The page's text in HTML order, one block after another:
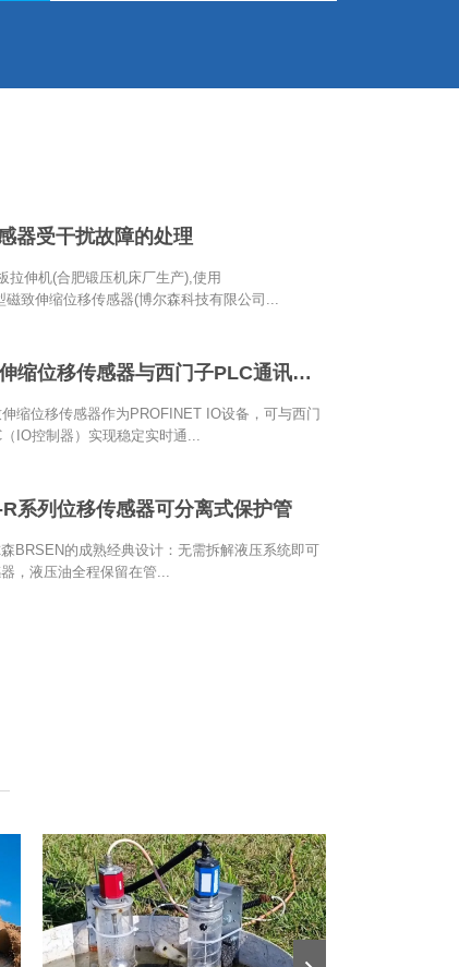
器受干扰故障的处理
拉伸机(合肥锻压机床厂生产),使用
磁致伸缩位移传感器(博尔森科技有限公司...
PROFINET磁致伸缩位移传感器与西门子PLC通讯配置
缩位移传感器作为PROFINET IO设备，可与西门
IO控制器）实现稳定实时通...
系列位移传感器可分离式保护管
BRSEN的成熟经典设计：无需拆解液压系统即可
，液压油全程保留在管...